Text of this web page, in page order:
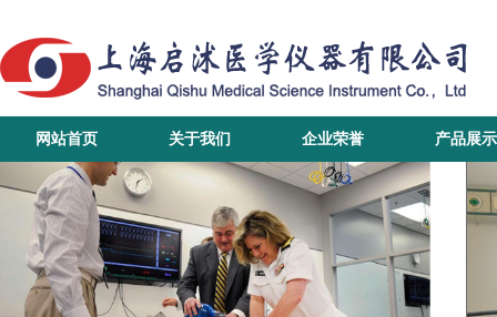
网站首页 关于我们 企业荣誉 产品展示